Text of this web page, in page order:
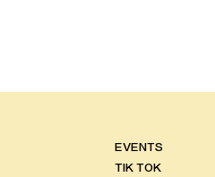
EVENTS
TIK TOK